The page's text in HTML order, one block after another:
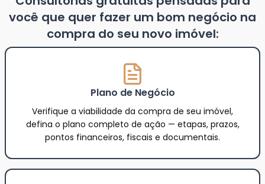
você que quer fazer um bom negócio na
compra do seu novo imóvel:
Plano de Negócio
Verifique a viabilidade da compra de seu imóvel,
defina o plano completo de ação — etapas, prazos,
pontos financeiros, fiscais e documentais.